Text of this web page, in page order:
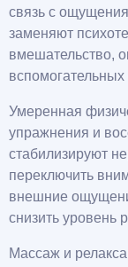
связь с
заменяют
вмешательство,
вспомогательных
Умеренная
упражнения и
стабилизируют
переключить
внешние
снизить уровень
Массаж и